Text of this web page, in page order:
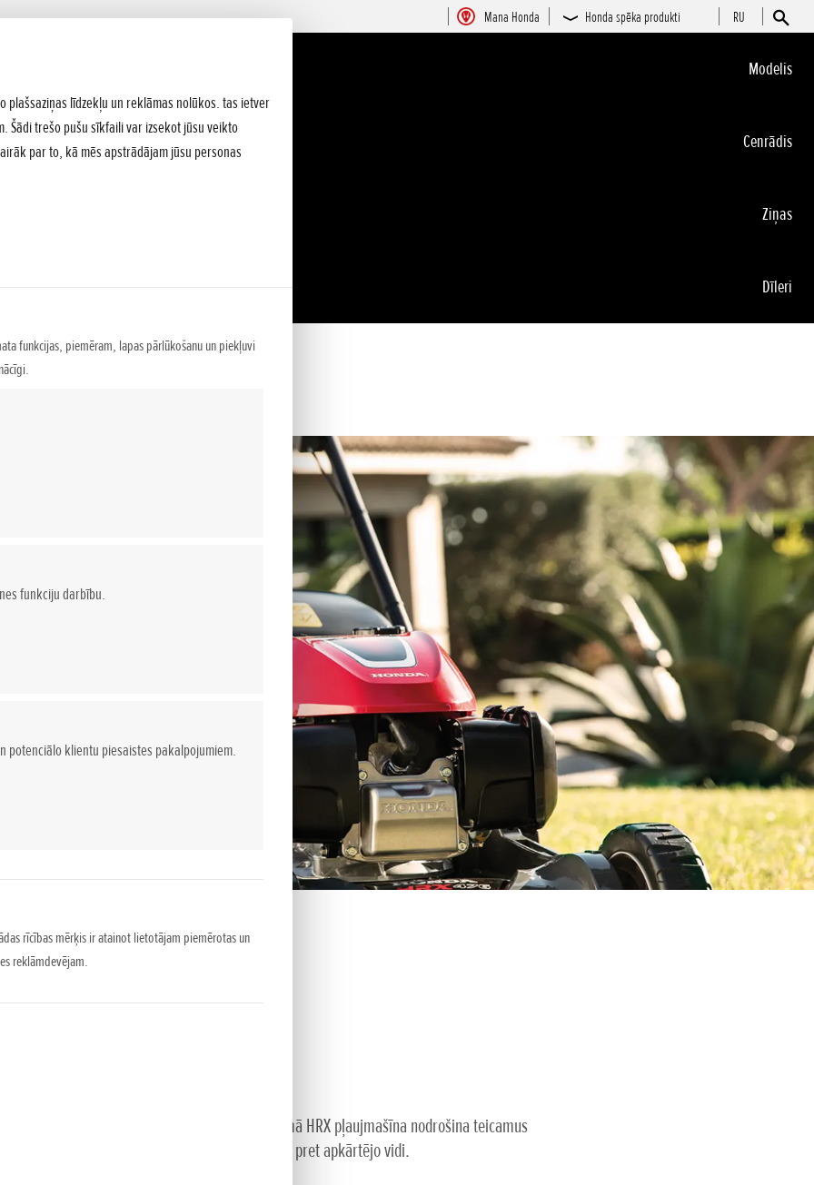
plašsaziņas līdzekļu un reklāmas nolūkos. tas ietver
Šādi trešo pušu sīkfaili var izsekot jūsu veikto
par to, kā mēs apstrādājam jūsu personas
funkcijas, piemēram, lapas pārlūkošanu un piekļuvi
funkciju darbību.
potenciālo klientu piesaistes pakalpojumiem.
rīcības mērķis ir atainot lietotājam piemērotas un
reklāmdevējam.
Mana Honda Honda spēka produkti RU
Modelis
Cenrādis
Ziņas
Dīleri
zālienu. Vienkārši iedarbināmā un ekspluatējamā HRX pļaujmašīna nodrošina teicamus
līmeni un zemiem izmešiem tā ir arī saudzīga pret apkārtējo vidi.